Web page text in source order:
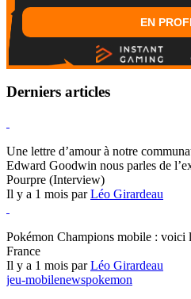
EN
Derniers articles
Une lettre d’amour à notre
Edward Goodwin nous parles de
Pourpre (Interview)
Il y a 1 mois parLéo Girardeau
Pokémon Champions mobile : voici
France
Il y a 1 mois parLéo Girardeau
jeu-mobilenewspokemon